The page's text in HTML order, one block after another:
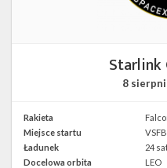
Starlink
8
Rakieta
Miejsce startu
Ładunek
24
Docelowa orbita
LEO